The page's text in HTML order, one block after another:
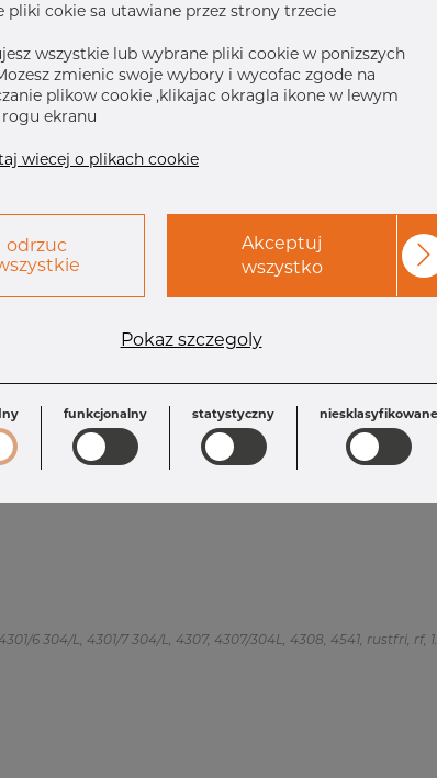
6 304/L, 4301/7 304/L, 4307, 4307/304L, 4308, 4541, rustfri, rf,
pliki cokie sa utawiane przez strony trzecie
wszystkie lub wybrane pliki cookie w ponizszych
zmienic swoje wybory i wycofac zgode na
plikow cookie ,klikajac okragla ikone w lewym
ekranu
wiecej o plikach cookie
odrzuc
Akceptuj
wszystko
Pokaz szczegoly
funkcjonalny statystyczny niesklasyfikowane